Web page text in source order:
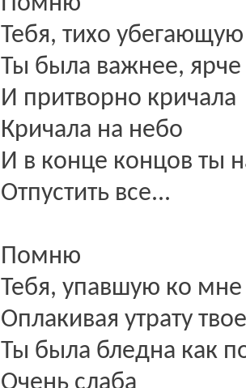
Тебя, тихо
Ты была важнее, ярче
И притворно кричала
Кричала на небо
И в конце концов ты
Отпустить все...
Помню
Тебя, упавшую ко мне
Оплакивая утрату
Ты была бледна как